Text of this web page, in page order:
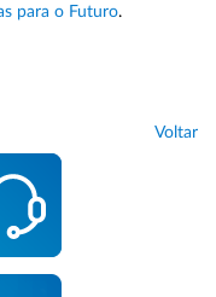
para o Futuro.
Voltar